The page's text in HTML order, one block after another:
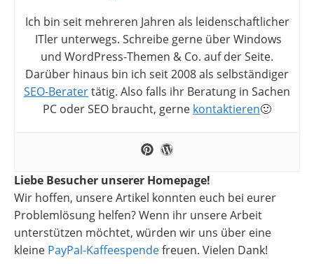
Ich bin seit mehreren Jahren als leidenschaftlicher
ITler unterwegs. Schreibe gerne über Windows
und WordPress-Themen & Co. auf der Seite.
Darüber hinaus bin ich seit 2008 als selbständiger
SEO-Beratertätig. Also falls ihr Beratung in Sachen
PC oder SEO braucht, gerne kontaktieren🙂
Liebe Besucher unserer Homepage!
Wir hoffen, unsere Artikel konnten euch bei eurer
Problemlösung helfen? Wenn ihr unsere Arbeit
unterstützen möchtet, würden wir uns über eine
kleine PayPal-Kaffeespendefreuen. Vielen Dank!